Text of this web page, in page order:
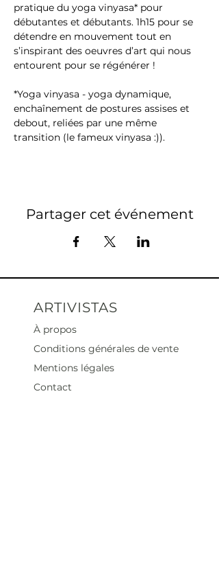
pratique du yoga vinyasa* pour
débutantes et débutants. 1h15 pour se
détendre en mouvement tout en
s’inspirant des oeuvres d’art qui nous
entourent pour se régénérer !
*Yoga vinyasa - yoga dynamique,
enchaînement de postures assises et
debout, reliées par une même
transition (le fameux vinyasa :)).
Partager cet événement
ARTIVISTAS
À propos
Conditions générales de vente
Mentions légales
Contact